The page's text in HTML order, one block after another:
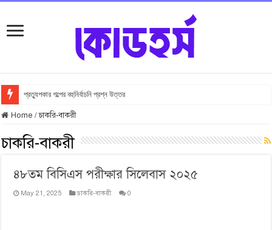
প্রত্যুপকার গল্পের বহুনির্বাচনি প্রশ্ন উত্তর
Home / চাকরি-বাকরী
চাকরি-বাকরী
৪৮তম বিসিএস পরীক্ষার সিলেবাস ২০২৫
May 21, 2025 চাকরি-বাকরী 0